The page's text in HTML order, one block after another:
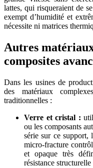
lattes, qui risqueraient de
exempt d’humidité et
nécessite ni matrices
Autres
composites
Dans les usines de
des matériaux
traditionnelles :
Verre et cristal :
ou les composants
série sur ce support,
micro-fracture
et opaque très
résistance